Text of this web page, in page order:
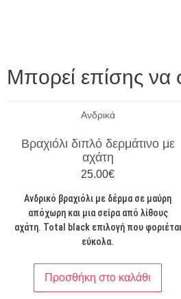
Μπορεί επίσης να
Ανδρικά
Βραχιόλι διπλό δερμάτινο με
αχάτη
25.00€
Ανδρικό βραχιόλι με δέρμα σε μαύρη
απόχωρη και μια σείρα από λίθους
αχάτη. Total black επιλογή που φοριέται
εύκολα.
Προσθήκη στο καλάθι